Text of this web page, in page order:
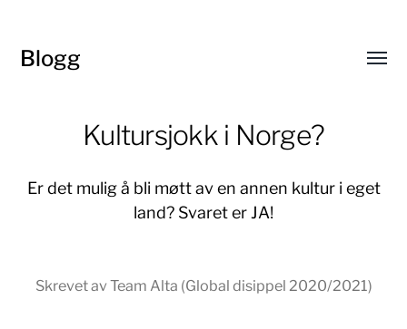
Blogg
Kultursjokk i Norge?
Er det mulig å bli møtt av en annen kultur i eget
land? Svaret er JA!
Skrevet av Team Alta (Global disippel 2020/2021)